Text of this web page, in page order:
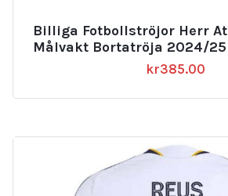
Billiga Fotbollströjor Herr
Målvakt Bortatröja 2024/25
kr385.00